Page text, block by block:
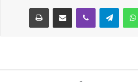
واتساب تيلقرام ڤايبر